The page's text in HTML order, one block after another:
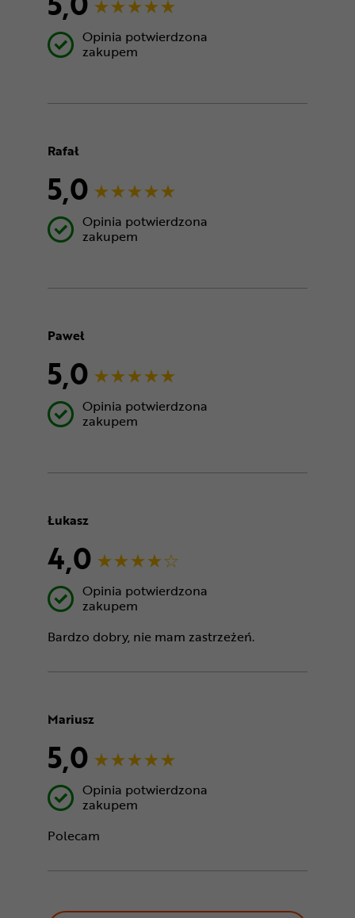
Opinia potwierdzona
zakupem
Rafał
5,0
Opinia potwierdzona
zakupem
Paweł
5,0
Opinia potwierdzona
zakupem
Łukasz
4,0
Opinia potwierdzona
zakupem
Bardzo dobry, nie mam zastrzeżeń.
Mariusz
5,0
Opinia potwierdzona
zakupem
Polecam